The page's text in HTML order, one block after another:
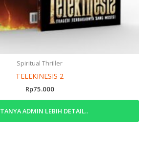
Spiritual Thriller
TELEKINESIS 2
Rp75.000
TANYA ADMIN LEBIH DETAIL..